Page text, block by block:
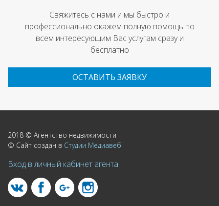
Свяжитесь с нами и мы быстро и
профессионально окажем полную помощь по
всем интересующим Вас услугам сразу и
бесплатно
ОСТАВИТЬ ЗАЯВКУ
2018 © Агентство недвижимости
© Сайт создан в Студии Медиавеб
Вход в личный кабинет агента